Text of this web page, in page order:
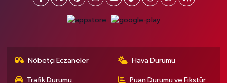
Nöbetçi Eczaneler Hava Durumu
Trafik Durumu Puan Durumu ve Fikstür